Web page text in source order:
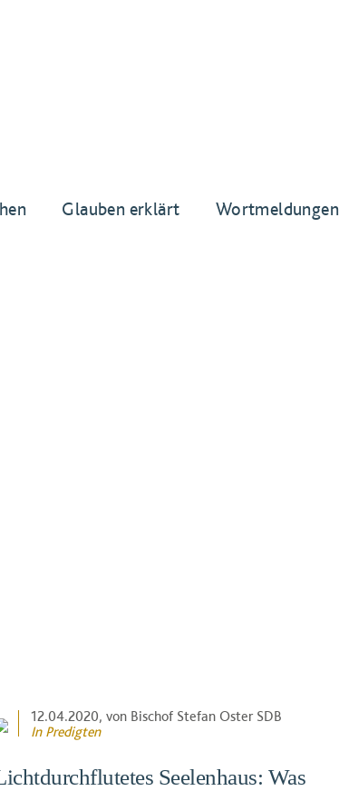
Glauben erklärt Wortmeldungen
12.04.2020, von Bischof Stefan Oster SDB
In Predigten
Seelenhaus: Was